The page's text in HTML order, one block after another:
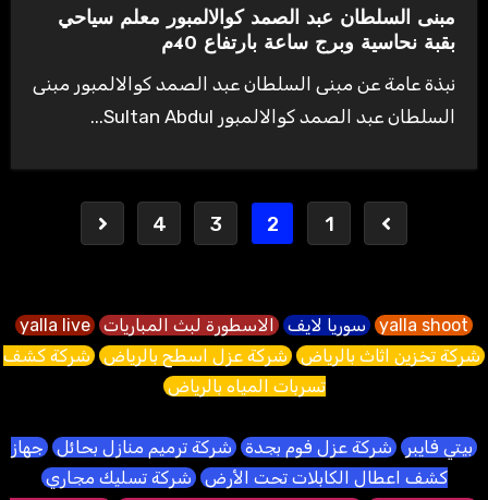
مبنى السلطان عبد الصمد كوالالمبور معلم سياحي
بقبة نحاسية وبرج ساعة بارتفاع 40م
نبذة عامة عن مبنى السلطان عبد الصمد كوالالمبور مبنى
السلطان عبد الصمد كوالالمبور Sultan Abdul...
1
2
3
4
yalla shoot سوريا لايف الاسطورة لبث المباريات yalla live
شركة تخزين اثاث بالرياض شركة عزل اسطح بالرياض شركة كشف
تسربات المياه بالرياض
بيتي فايبر شركة عزل فوم بجدة شركة ترميم منازل بحائل جهاز
كشف اعطال الكابلات تحت الأرض شركة تسليك مجاري